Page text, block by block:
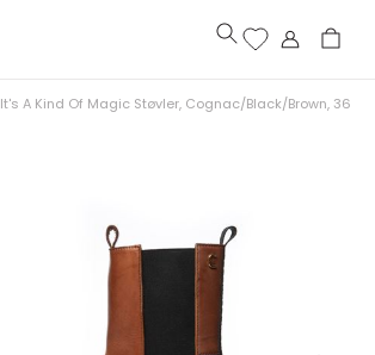
It's A Kind Of Magic Støvler, Cognac/Black/Brown, 36